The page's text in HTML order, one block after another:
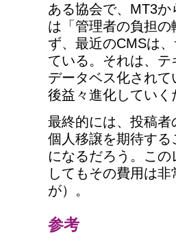
ある協会で、MT3
は「管理者の負担
ず、最近のCMSは
ている。それは、
データベス化され
後益々進化していく
最終的には、投稿
個人移譲を期待す
になるだろう。こ
してもその費用は
が）。
参考